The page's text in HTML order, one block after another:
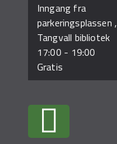
Inngang fra
parkeringsplassen ,
Tangvall bibliotek
17:00 - 19:00
Gratis